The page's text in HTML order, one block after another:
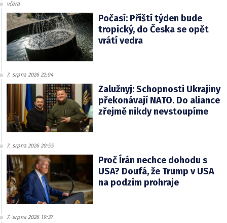
včera
Počasí: Příští týden bude
tropický, do Česka se opět
vrátí vedra
7. srpna 2026 22:04
Zalužnyj: Schopnosti Ukrajiny
překonávají NATO. Do aliance
zřejmě nikdy nevstoupíme
7. srpna 2026 20:55
Proč Írán nechce dohodu s
USA? Doufá, že Trump v USA
na podzim prohraje
7. srpna 2026 19:37